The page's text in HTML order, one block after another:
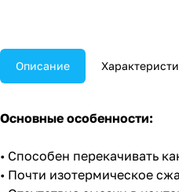
Описание
Основные особенности:
• Способен перекачивать
• Почти изотермическое